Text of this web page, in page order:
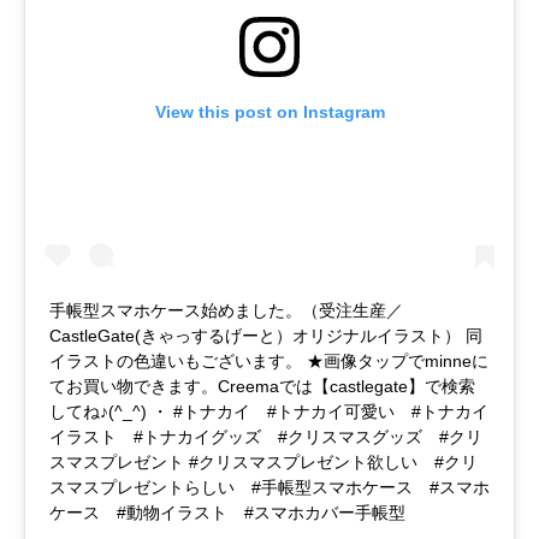
View this post on Instagram
手帳型スマホケース始めました。（受注生産／
CastleGate(きゃっするげーと）オリジナルイラスト） 同
イラストの色違いもございます。 ★画像タップでminneに
てお買い物できます。Creemaでは【castlegate】で検索
してね♪(^_^) ・ #トナカイ #トナカイ可愛い #トナカイ
イラスト #トナカイグッズ #クリスマスグッズ #クリ
スマスプレゼント #クリスマスプレゼント欲しい #クリ
スマスプレゼントらしい #手帳型スマホケース #スマホ
ケース #動物イラスト #スマホカバー手帳型